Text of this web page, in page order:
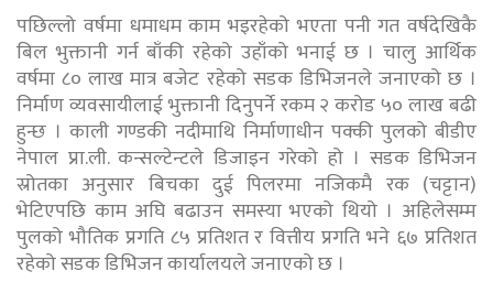
पछिल्लो वर्षमा धमाधम काम भइरहेको भएता पनी गत वर्षदेखिकै
बिल भुक्तानी गर्न बाँकी रहेको उहाँको भनाई छ । चालु आर्थिक
वर्षमा ८० लाख मात्र बजेट रहेको सडक डिभिजनले जनाएको छ ।
निर्माण व्यवसायीलाई भुक्तानी दिनुपर्ने रकम २ करोड ५० लाख बढी
हुन्छ । काली गण्डकी नदीमाथि निर्माणाधीन पक्की पुलको बीडीए
नेपाल प्रा.ली. कन्सल्टेन्टले डिजाइन गरेको हो । सडक डिभिजन
स्रोतका अनुसार बिचका दुई पिलरमा नजिकमै रक (चट्टान)
भेटिएपछि काम अघि बढाउन समस्या भएको थियो । अहिलेसम्म
पुलको भौतिक प्रगति ८५ प्रतिशत र वित्तीय प्रगति भने ६७ प्रतिशत
रहेको सडक डिभिजन कार्यालयले जनाएको छ ।